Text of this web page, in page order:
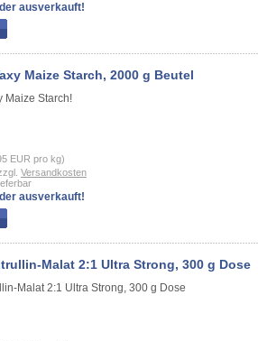
ausverkauft!
Maize Starch, 2000 g Beutel
Maize Starch!
EUR pro kg)
Versandkosten
ausverkauft!
Malat 2:1 Ultra Strong, 300 g Dose
Malat 2:1 Ultra Strong, 300 g Dose